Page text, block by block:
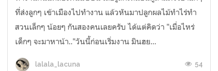
ที่ส่งลูกๆ เข้าเมืองไปทำงาน แล้วหันมาปลูกผลไม้ทำไร่ทำ
สวนเล็กๆ น้อยๆ กันสองคนเลยครับ ได้แต่คิดว่า "เมื่อไหร่
เด็กๆ จะมาหาน้า.."วันนี้ก่อนเริ่มงาน มินฮย...
lalala_lacuna 54